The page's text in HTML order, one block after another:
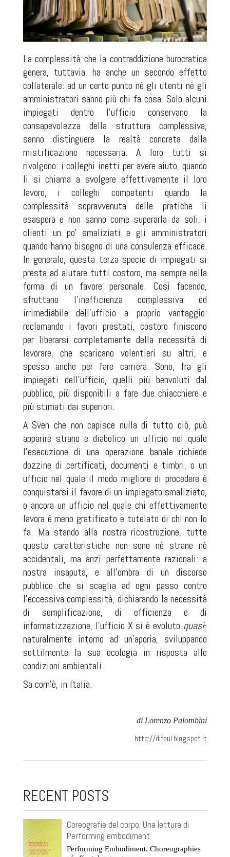
La complessità che la contraddizione burocratica
genera, tuttavia, ha anche un secondo effetto
collaterale: ad un certo punto né gli utenti né gli
amministratori sanno più chi fa cosa. Solo alcuni
impiegati dentro l'ufficio conservano la
consapevolezza della struttura complessiva,
sanno distinguere la realtà concreta dalla
mistificazione necessaria. A loro tutti si
rivolgono: i colleghi inetti per avere aiuto, quando
li si chiama a svolgere effettivamente il loro
lavoro, i colleghi competenti quando la
complessità sopravvenuta delle pratiche li
esaspera e non sanno come superarla da soli, i
clienti un po' smaliziati e gli amministratori
quando hanno bisogno di una consulenza efficace.
In generale, questa terza specie di impiegati si
presta ad aiutare tutti costoro, ma sempre nella
forma di un favore personale. Così facendo,
sfruttano l'inefficienza complessiva ed
irrimediabile dell'ufficio a proprio vantaggio:
reclamando i favori prestati, costoro finiscono
per liberarsi completamente della necessità di
lavorare, che scaricano volentieri su altri, e
spesso anche per fare carriera. Sono, fra gli
impiegati dell'ufficio, quelli più benvoluti dal
pubblico, più disponibili a fare due chiacchiere e
più stimati dai superiori.
A Sven che non capisce nulla di tutto ciò, può
apparire strano e diabolico un ufficio nel quale
l'esecuzione di una operazione banale richiede
dozzine di certificati, documenti e timbri, o un
ufficio nel quale il modo migliore di procedere è
conquistarsi il favore di un impiegato smaliziato,
o ancora un ufficio nel quale chi effettivamente
lavora è meno gratificato e tutelato di chi non lo
fa. Ma stando alla nostra ricostruzione, tutte
queste caratteristiche non sono né strane né
accidentali, ma anzi perfettamente razionali: a
nostra insaputa, e all'ombra di un discorso
pubblico che si scaglia ad ogni passo contro
l'eccessiva complessità, dichiarando la necessità
di semplificazione, di efficienza e di
informatizzazione, l'ufficio X si è evoluto quasi-
naturalmente intorno ad un’aporia, sviluppando
sottilmente la sua ecologia in risposta alle
condizioni ambientali.
Sa com'è, in Italia.
di Lorenzo Palombini
http://difaul.blogspot.it
RECENT POSTS
Coreografie del corpo. Una lettura di
Performing embodiment
Performing Embodiment. Choreographies